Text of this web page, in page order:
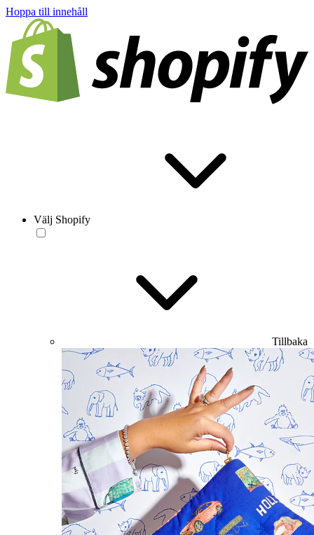
Hoppa till innehåll
Välj Shopify
Tillbaka